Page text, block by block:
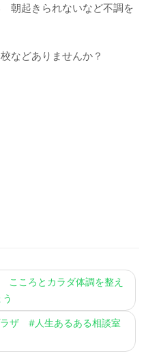
朝起きられないなど不調を
などありませんか？
ころとカラダ体調を整え
ザ #人生あるある相談室